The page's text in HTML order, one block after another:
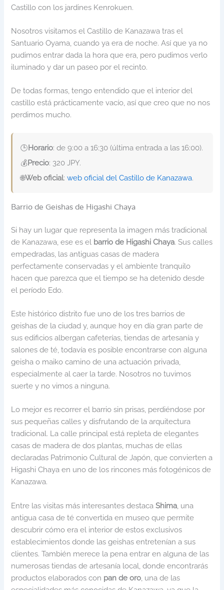
Castillo con los jardines Kenrokuen.
Nosotros visitamos el Castillo de Kanazawa tras el
Santuario Oyama, cuando ya era de noche. Así que ya no
pudimos entrar dada la hora que era, pero pudimos verlo
iluminado y dar un paseo por el recinto.
De todas formas, tengo entendido que el interior del
castillo está prácticamente vacío, así que creo que no nos
perdimos mucho.
🕒Horario: de 9:00 a 16:30 (última entrada a las 16:00).
💰Precio: 320 JPY.
🌐Web oficial:web oficial del Castillo de Kanazawa.
Barrio de Geishas de Higashi Chaya
Si hay un lugar que representa la imagen más tradicional
de Kanazawa, ese es el barrio de Higashi Chaya. Sus calles
empedradas, las antiguas casas de madera
perfectamente conservadas y el ambiente tranquilo
hacen que parezca que el tiempo se ha detenido desde
el período Edo.
Este histórico distrito fue uno de los tres barrios de
geishas de la ciudad y, aunque hoy en día gran parte de
sus edificios albergan cafeterías, tiendas de artesanía y
salones de té, todavía es posible encontrarse con alguna
geisha o maiko camino de una actuación privada,
especialmente al caer la tarde. Nosotros no tuvimos
suerte y no vimos a ninguna.
Lo mejor es recorrer el barrio sin prisas, perdiéndose por
sus pequeñas calles y disfrutando de la arquitectura
tradicional. La calle principal está repleta de elegantes
casas de madera de dos plantas, muchas de ellas
declaradas Patrimonio Cultural de Japón, que convierten a
Higashi Chaya en uno de los rincones más fotogénicos de
Kanazawa.
Entre las visitas más interesantes destacaShima , una
antigua casa de té convertida en museo que permite
descubrir cómo era el interior de estos exclusivos
establecimientos donde las geishas entretenían a sus
clientes. También merece la pena entrar en alguna de las
numerosas tiendas de artesanía local, donde encontrarás
productos elaborados con pan de oro , una de las